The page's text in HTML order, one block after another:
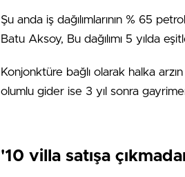
Şu anda iş dağılımlarının % 65
Batu Aksoy, Bu dağılımı 5 yılda
Konjonktüre bağlı olarak halka
olumlu gider ise 3 yıl sonra
'10 villa satışa